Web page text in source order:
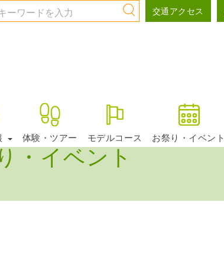
交通アクセス
体験・ツアー モデルコース お祭り・イベント
・イベント